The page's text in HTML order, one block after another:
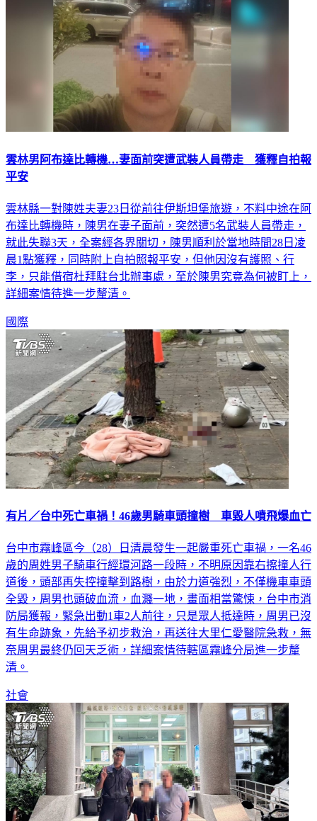
雲林男阿布達比轉機…妻面前突遭武裝人員帶走 獲釋自拍報
平安
雲林縣一對陳姓夫妻23日從前往伊斯坦堡旅遊，不料中途在阿
布達比轉機時，陳男在妻子面前，突然遭5名武裝人員帶走，
就此失聯3天，全案經各界關切，陳男順利於當地時間28日凌
晨1點獲釋，同時附上自拍照報平安，但他因沒有護照、行
李，只能借宿杜拜駐台北辦事處，至於陳男究竟為何被盯上，
詳細案情待進一步釐清。
國際
有片／台中死亡車禍！46歲男騎車頭撞樹 車毀人噴飛爆血亡
台中市霧峰區今（28）日清晨發生一起嚴重死亡車禍，一名46
歲的周姓男子騎車行經環河路一段時，不明原因靠右擦撞人行
道後，頭部再失控撞擊到路樹，由於力道強烈，不僅機車車頭
全毀，周男也頭破血流，血濺一地，畫面相當驚悚，台中市消
防局獲報，緊急出動1車2人前往，只是眾人抵達時，周男已沒
有生命跡象，先給予初步救治，再送往大里仁愛醫院急救，無
奈周男最終仍回天乏術，詳細案情待轄區霧峰分局進一步釐
清。
社會